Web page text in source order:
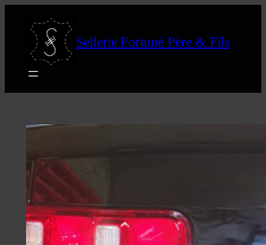
contenu
Sellerie Fortuné Père & Fils